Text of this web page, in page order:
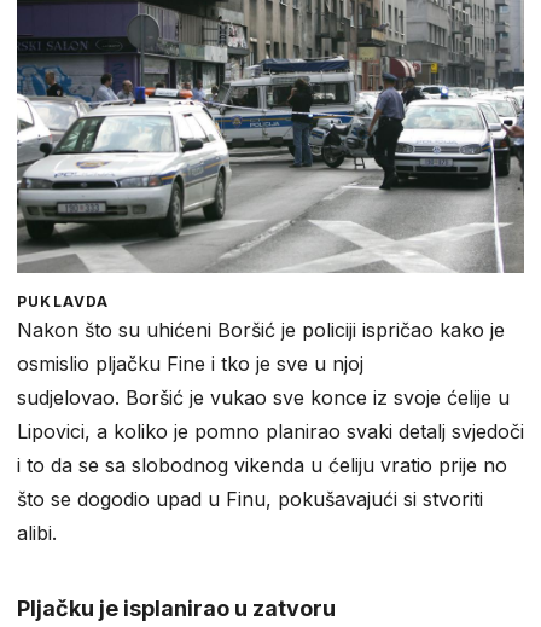
PUKLAVDA
Nakon što su uhićeni Boršić je policiji ispričao kako je
osmislio pljačku Fine i tko je sve u njoj
sudjelovao. Boršić je vukao sve konce iz svoje ćelije u
Lipovici, a koliko je pomno planirao svaki detalj svjedoči
i to da se sa slobodnog vikenda u ćeliju vratio prije no
što se dogodio upad u Finu, pokušavajući si stvoriti
alibi.
Pljačku je isplanirao u zatvoru